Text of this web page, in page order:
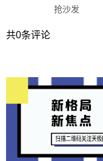
抢沙发
共0条评论